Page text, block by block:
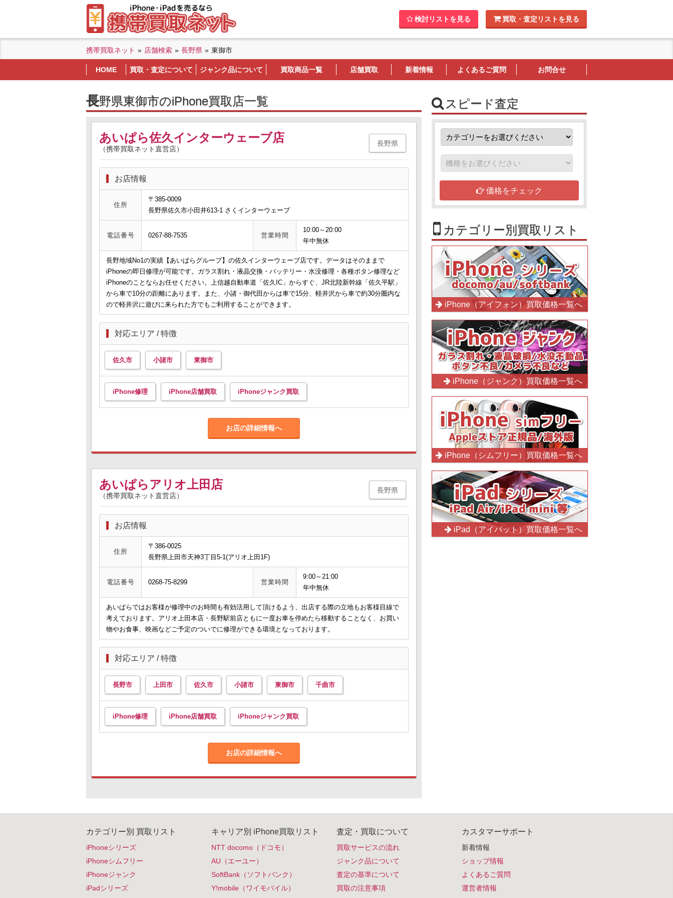
買取・査定リストを見る
検討リストを見る
携帯買取ネット » 店舗検索 » 長野県 » 東御市
HOME 買取・査定について ジャンク品について 買取商品一覧 店舗買取 新着情報 よくあるご質問 お問合せ
長野県東御市のiPhone買取店一覧
あいぱら佐久インターウェーブ店
（携帯買取ネット直営店）
長野県
お店情報
住所
〒385-0009
長野県佐久市小田井613-1 さくインターウェーブ
電話番号 0267-88-7535 営業時間
10:00～20:00
年中無休
長野地域No1の実績【あいぱらグループ】の佐久インターウェーブ店です。データはそのままで
iPhoneの即日修理が可能です。ガラス割れ・液晶交換・バッテリー・水没修理・各種ボタン修理など
iPhoneのことならお任せください。上信越自動車道「佐久IC」からすぐ、JR北陸新幹線「佐久平駅」
から車で10分の距離にあります。また、小諸・御代田からは車で15分、軽井沢から車で約30分圏内な
ので軽井沢に遊びに来られた方でもご利用することができます。
対応エリア / 特徴
佐久市 小諸市 東御市
iPhone修理 iPhone店舗買取 iPhoneジャンク買取
お店の詳細情報へ
あいぱらアリオ上田店
（携帯買取ネット直営店）
長野県
お店情報
住所
〒386-0025
長野県上田市天神3丁目5-1(アリオ上田1F)
電話番号 0268-75-8299 営業時間
9:00～21:00
年中無休
あいぱらではお客様が修理中のお時間も有効活用して頂けるよう、出店する際の立地もお客様目線で
考えております。アリオ上田本店・長野駅前店ともに一度お車を停めたら移動することなく、お買い
物やお食事、映画などご予定のついでに修理ができる環境となっております。
対応エリア / 特徴
長野市 上田市 佐久市 小諸市 東御市 千曲市
iPhone修理 iPhone店舗買取 iPhoneジャンク買取
お店の詳細情報へ
スピード査定
カテゴリー別買取リスト
iPhone（アイフォン）買取価格一覧へ
iPhone（ジャンク）買取価格一覧へ
iPhone（シムフリー）買取価格一覧へ
iPad（アイパット）買取価格一覧へ
カテゴリー別 買取リスト
iPhoneシリーズ
iPhoneシムフリー
iPhoneジャンク
iPadシリーズ
キャリア別 iPhone買取リスト
NTT docomo（ドコモ）
AU（エーユー）
SoftBank（ソフトバンク）
Y!mobile（ワイモバイル）
査定・買取について
買取サービスの流れ
ジャンク品について
査定の基準について
買取の注意事項
カスタマーサポート
新着情報
ショップ情報
よくあるご質問
運営者情報